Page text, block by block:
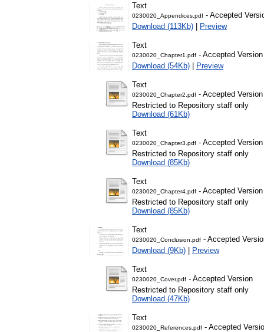
Text
0230020_Appendices.pdf - Accepted
Download (113Kb) | Preview
Text
0230020_Chapter1.pdf - Accepted Version
Download (54Kb) | Preview
Text
0230020_Chapter2.pdf - Accepted Version
Restricted to Repository staff only
Download (61Kb)
Text
0230020_Chapter3.pdf - Accepted Version
Restricted to Repository staff only
Download (85Kb)
Text
0230020_Chapter4.pdf - Accepted Version
Restricted to Repository staff only
Download (85Kb)
Text
0230020_Conclusion.pdf - Accepted
Download (9Kb) | Preview
Text
0230020_Cover.pdf - Accepted Version
Restricted to Repository staff only
Download (47Kb)
Text
0230020_References.pdf - Accepted